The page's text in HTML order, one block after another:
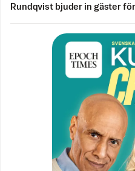
Rundqvist bjuder in gäster